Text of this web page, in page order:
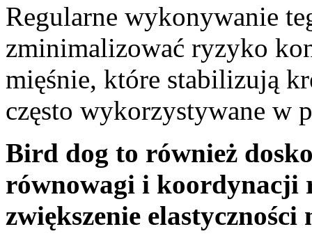
Regularne wykonywanie
zminimalizować ryzyko
mięśnie, które stabilizują
często wykorzystywane w
Bird dog to również
równowagi i koordynacji
zwiększenie elastyczności